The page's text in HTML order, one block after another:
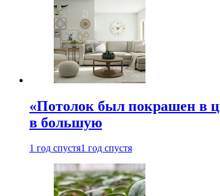
«Потолок был покрашен в
в большую
1 год спустя1 год спустя